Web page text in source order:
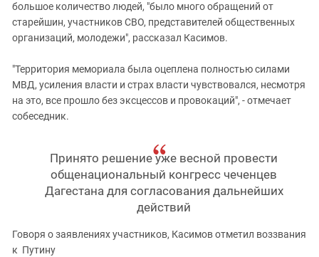
большое количество людей, "было много обращений от
старейшин, участников СВО, представителей общественных
организаций, молодежи", рассказал Касимов.
"Территория мемориала была оцеплена полностью силами
МВД, усиления власти и страх власти чувствовался, несмотря
на это, все прошло без эксцессов и провокаций", - отмечает
собеседник.
Принято решение уже весной провести
общенациональный конгресс чеченцев
Дагестана для согласования дальнейших
действий
Говоря о заявлениях участников, Касимов отметил воззвания
к Путину